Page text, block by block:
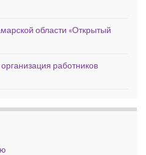
области «Открытый
работников